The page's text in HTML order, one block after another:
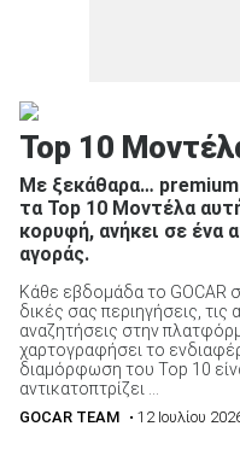
Top 10
Με ξεκάθαρα… premium
τα Top 10 Μοντέλα
κορυφή, ανήκει σε ένα
αγοράς.
Κάθε εβδομάδα το GOCAR
δικές σας περιηγήσεις, τις
αναζητήσεις στην
χαρτογραφήσει το
διαμόρφωση του Top 10
αντικατοπτρίζει ...
GOCAR TEAM • 12 Ιουλίου